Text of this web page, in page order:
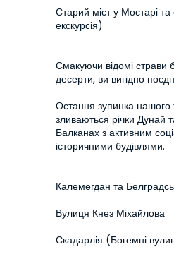
Старий міст у Мостарі
екскурсія)
Смакуючи відомі страви
десерти, ви вигідно
Остання зупинка нашого
зливаються річки Дунай
Балканах з активним
історичними будівлями.
Калемегдан та
Вулиця Кнез Міхайлова
Скадарлія (Богемні